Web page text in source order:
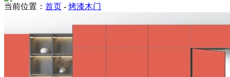
当前位置： 首页 - 烤漆木门